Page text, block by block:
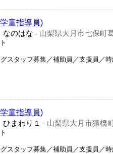
童指導員)
のはな - 山梨県大月市七保町
スタッフ募集／補助員／支援員／
童指導員)
まわり１ - 山梨県大月市猿橋
スタッフ募集／補助員／支援員／